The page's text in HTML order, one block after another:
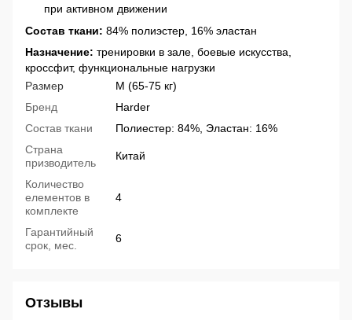
при активном движении
Состав ткани: 84% полиэстер, 16% эластан
Назначение: тренировки в зале, боевые искусства,
кроссфит, функциональные нагрузки
Размер
M (65-75 кг)
Бренд
Harder
Состав ткани
Полиестер: 84%, Эластан: 16%
Страна
призводитель
Китай
Количество
елементов в
комплекте
4
Гарантийный
срок, мес.
6
Отзывы